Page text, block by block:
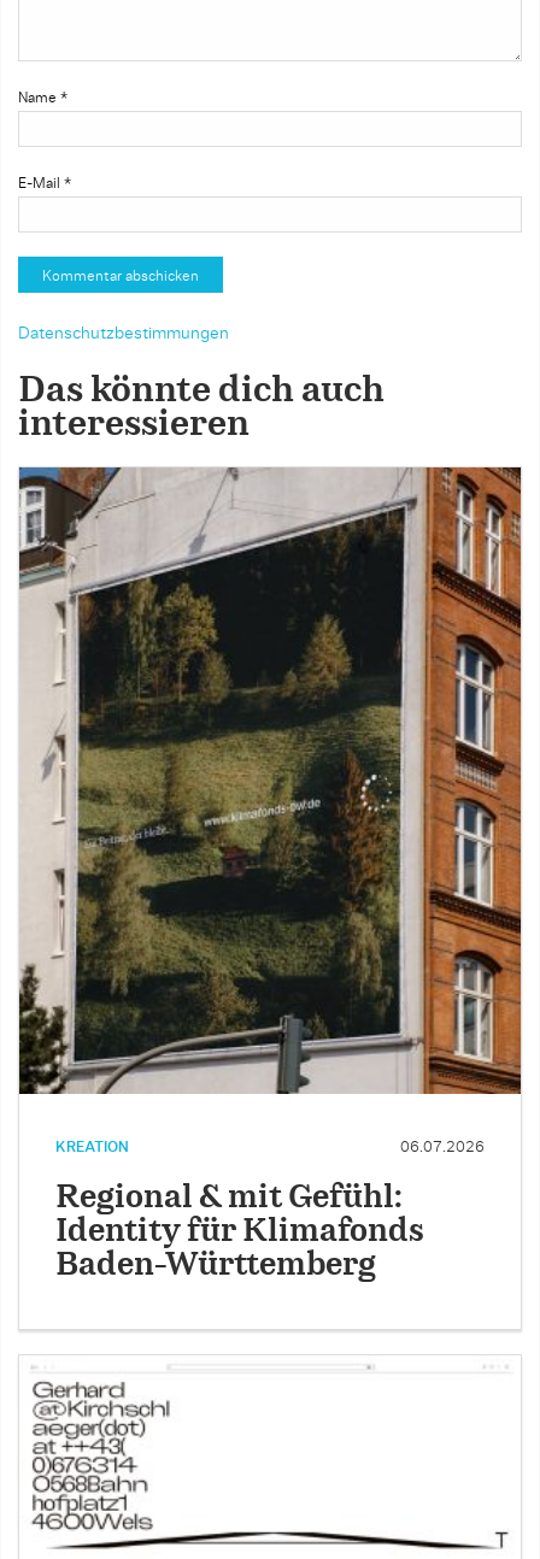
Name *
E-Mail *
Datenschutzbestimmungen
Das könnte dich auch
interessieren
KREATION 06.07.2026
Regional & mit Gefühl:
Identity für Klimafonds
Baden-Württemberg